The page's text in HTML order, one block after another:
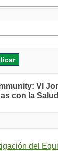
VI
con la
del